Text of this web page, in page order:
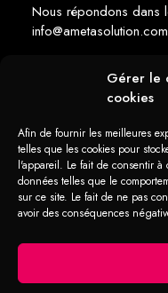
Gérer le
cookies
Afin de fournir les meilleures
telles que les cookies pour
l'appareil. Le fait de consentir
données telles que le
sur ce site. Le fait de ne pas
avoir des conséquences
Nous répondons dans
info@ametasolution.com
RESTEZ INFORMÉ
1392, Avenue de la
Tous droits réservés